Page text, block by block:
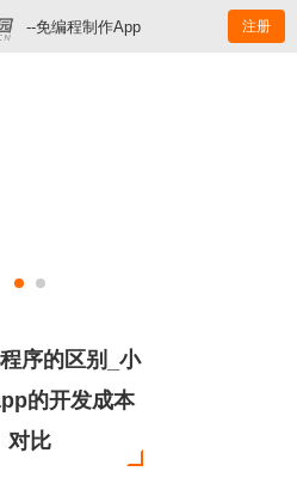
--免编程制作App 注册
序的区别_小
的开发成本
对比